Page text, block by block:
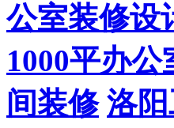
公室装修设
1000平办公
间装修 洛